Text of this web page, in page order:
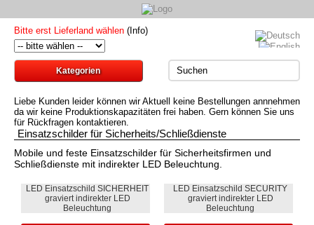
Bitte erst Lieferland wählen (Info)
Kategorien
Liebe Kunden leider können wir Aktuell keine Bestellungen annnehmen
da wir keine Produktionskapazitäten frei haben. Gern können Sie uns
für Rückfragen kontaktieren.
Einsatzschilder für Sicherheits/Schließdienste
Mobile und feste Einsatzschilder für Sicherheitsfirmen und
Schließdienste mit indirekter LED Beleuchtung.
LED Einsatzschild SICHERHEIT
graviert indirekter LED
Beleuchtung
LED Einsatzschild SECURITY
graviert indirekter LED
Beleuchtung